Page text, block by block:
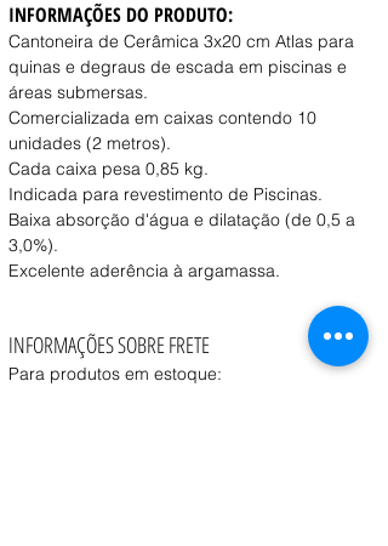
INFORMAÇÕES DO PRODUTO:
Cantoneira de Cerâmica 3x20 cm Atlas para
quinas e degraus de escada em piscinas e
áreas submersas.
Comercializada em caixas contendo 10
unidades (2 metros).
Cada caixa pesa 0,85 kg.
Indicada para revestimento de Piscinas.
Baixa absorção d'água e dilatação (de 0,5 a
3,0%).
Excelente aderência à argamassa.
INFORMAÇÕES SOBRE FRETE
Para produtos em estoque: